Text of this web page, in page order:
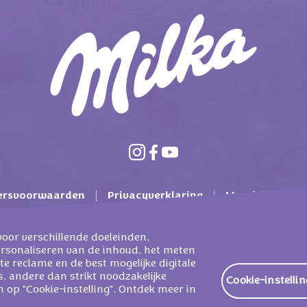
Privacyverklaring
Mondelez
SERVICES B.V. - ALL RIGHTS RESERVED
verschillende doeleinden,
van de inhoud, het meten
reclame en de best mogelijke digitale
andere dan strikt noodzakelijke
op "Cookie-instelling". Ontdek meer in
Cookie-